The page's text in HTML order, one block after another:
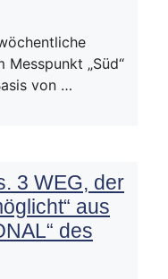
„Süd“
von …
3 WEG, der
aus
des